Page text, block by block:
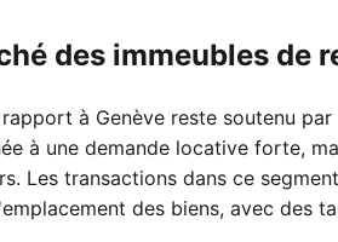
des immeubles de
à Genève reste soutenu
à une demande locative forte,
Les transactions dans ce
des biens, avec des